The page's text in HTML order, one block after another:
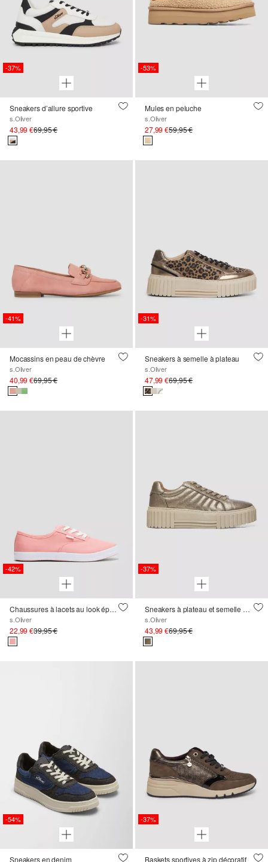
-37%
Sneakers d’allure sportive
s.Oliver
43,99 €69,95 €
-53%
Mules en peluche
s.Oliver
27,99 €59,95 €
-41%
Mocassins en peau de chèvre
s.Oliver
40,99 €69,95 €
-31%
Sneakers à semelle à plateau
s.Oliver
47,99 €69,95 €
-42%
Chaussures à lacets au look épuré
s.Oliver
22,99 €39,95 €
-37%
Sneakers à plateau et semelle contrastante
s.Oliver
43,99 €69,95 €
-54%
Sneakers en denim
-37%
Baskets sportives à zip décoratif